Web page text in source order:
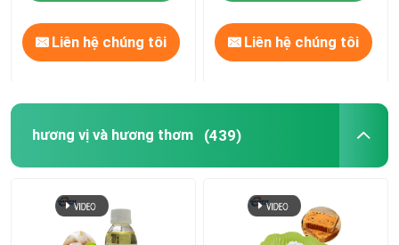
Liên hệ chúng tôi Liên hệ chúng tôi
hương vị và hương thơm (439)